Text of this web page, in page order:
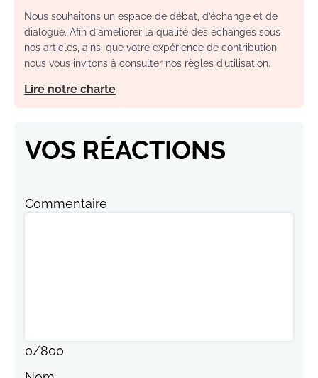
Nous souhaitons un espace de débat, d’échange et de
dialogue. Afin d'améliorer la qualité des échanges sous
nos articles, ainsi que votre expérience de contribution,
nous vous invitons à consulter nos règles d’utilisation.
Lire notre charte
VOS RÉACTIONS
Commentaire
0/800